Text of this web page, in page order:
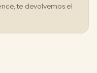
te devolvemos el